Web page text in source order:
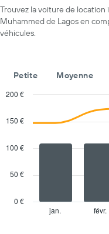
X
indiquent
les
location
de
voiture
le
graphique,
axe
indiquent
de
Trouvez la voiture de
Muhammed de Lagos en
véhicules.
Petite Moyenne
with
data
series.
The
jan. févr.
0 €
50 €
100 €
150 €
200 €